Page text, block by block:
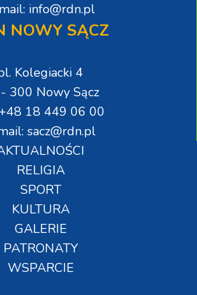
info@rdn.pl
NOWY SĄCZ
Kolegiacki 4
300 Nowy Sącz
18 449 06 00
sacz@rdn.pl
RELIGIA
SPORT
KULTURA
GALERIE
PATRONATY
WSPARCIE